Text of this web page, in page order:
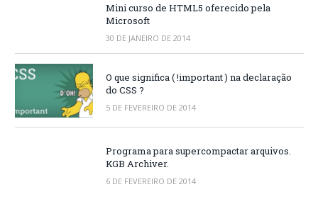
Mini curso de HTML5 oferecido pela
Microsoft
30 DE JANEIRO DE 2014
O que significa ( !important ) na declaração
do CSS ?
5 DE FEVEREIRO DE 2014
Programa para supercompactar arquivos.
KGB Archiver.
6 DE FEVEREIRO DE 2014